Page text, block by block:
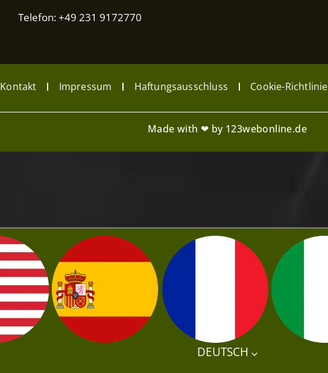
Telefon: +49 231 9172770
Kontakt Impressum Haftungsausschluss Cookie-Richtlinie
Made with ❤ by 123webonline.de
DEUTSCH